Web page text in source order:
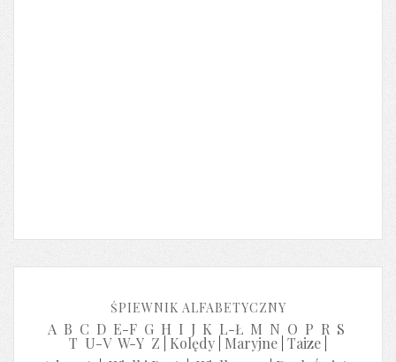
ŚPIEWNIK ALFABETYCZNY
A B C D E-F G H I J K L-Ł M N O P R S
T U-V W-Y Z Kolędy Maryjne Taize